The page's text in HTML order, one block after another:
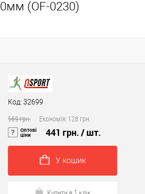
(OF-0230)
Код: 32699
569 грн. Економія: 128 грн.
Оптові
ціни 441 грн. / шт.
У кошик